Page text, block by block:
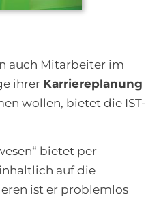
auch Mitarbeiter im
ihrer Karriereplanung
wollen, bietet die IST-
bietet per
auf die
ist er problemlos